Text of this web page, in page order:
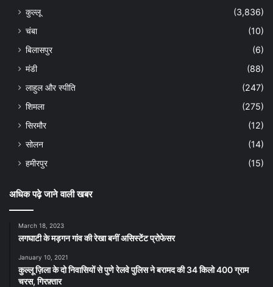
कुल्लू
(3,836)
चंबा
(10)
बिलासपुर
(6)
मंडी
(88)
लाहुल और स्पीति
(247)
शिमला
(275)
सिरमौर
(12)
सोलन
(14)
हमीरपुर
(15)
अधिक पढ़े जाने वाली खबर
March 18, 2023
लगघाटी के मड़गन गांव की रेखा बनीं असिस्टेंट प्रोफेसर
January 10, 2021
कुल्लू ज़िला के दो निवासियों से पुणे रेलवे पुलिस ने बरामद की 34 किलो 400 ग्राम
चरस, गिरफ़्तार